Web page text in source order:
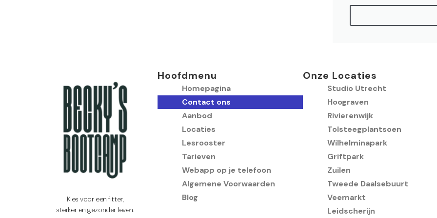
Kies voor een fitter,
sterker en gezonder leven.
Hoofdmenu
Homepagina
Contact ons
Aanbod
Locaties
Lesrooster
Tarieven
Webapp op je telefoon
Algemene Voorwaarden
Blog
Onze Locaties
Studio Utrecht
Hoograven
Rivierenwijk
Tolsteegplantsoen
Wilhelminapark
Griftpark
Zuilen
Tweede Daalsebuurt
Veemarkt
Leidscherijn